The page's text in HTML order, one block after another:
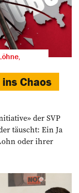
Chaos
der SVP
täuscht: Ein Ja
oder ihrer